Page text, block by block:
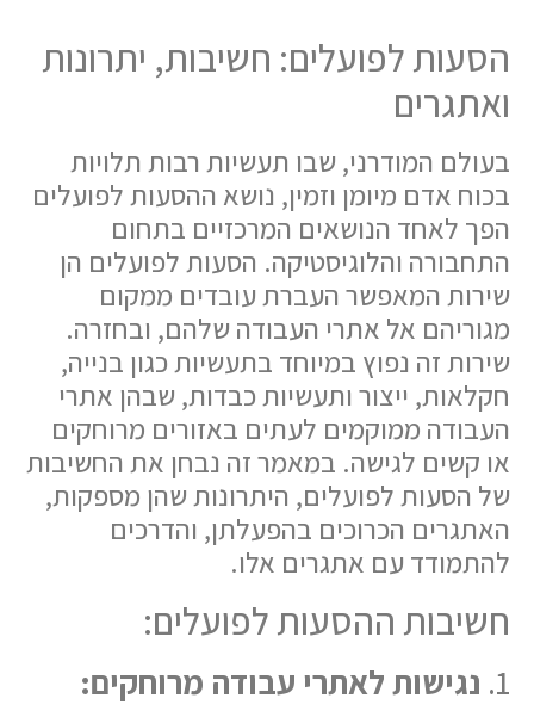
הסעות לפועלים: חשיבות, יתרונות
ואתגרים
בעולם המודרני, שבו תעשיות רבות תלויות
בכוח אדם מיומן וזמין, נושא ההסעות לפועלים
הפך לאחד הנושאים המרכזיים בתחום
התחבורה והלוגיסטיקה. הסעות לפועלים הן
שירות המאפשר העברת עובדים ממקום
מגוריהם אל אתרי העבודה שלהם, ובחזרה.
שירות זה נפוץ במיוחד בתעשיות כגון בנייה,
חקלאות, ייצור ותעשיות כבדות, שבהן אתרי
העבודה ממוקמים לעתים באזורים מרוחקים
או קשים לגישה. במאמר זה נבחן את החשיבות
של הסעות לפועלים, היתרונות שהן מספקות,
האתגרים הכרוכים בהפעלתן, והדרכים
להתמודד עם אתגרים אלו.
חשיבות ההסעות לפועלים:
1. נגישות לאתרי עבודה מרוחקים: